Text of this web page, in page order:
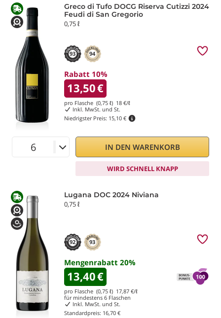
Greco di Tufo DOCG Riserva Cutizzi 2024
Feudi di San Gregorio
0,75 ℓ
93 94
Rabatt 10%
13,50€
pro Flasche (0,75 ℓ) 18 €/ℓ
Inkl. MwSt. und St.
Niedrigster Preis: 15,10 €
IN DEN WARENKORB
WIRD SCHNELL KNAPP
Lugana DOC 2024 Niviana
0,75 ℓ
92 93
Mengenrabatt 20%
13,40€
pro Flasche (0,75 ℓ) 17,87 €/ℓ
für mindestens 6 Flaschen
Inkl. MwSt. und St.
Standardpreis: 16,70 €